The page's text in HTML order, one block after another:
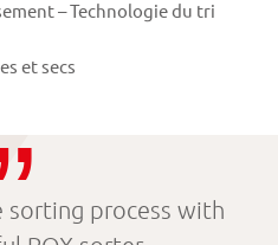
– Technologie du tri
et secs
sorting process with